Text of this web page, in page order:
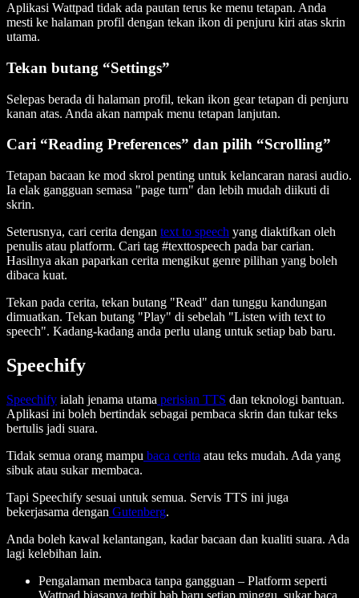
Aplikasi Wattpad tidak ada pautan terus ke menu tetapan. Anda
mesti ke halaman profil dengan tekan ikon di penjuru kiri atas skrin
utama.
Tekan butang “Settings”
Selepas berada di halaman profil, tekan ikon gear tetapan di penjuru
kanan atas. Anda akan nampak menu tetapan lanjutan.
Cari “Reading Preferences” dan pilih “Scrolling”
Tetapan bacaan ke mod skrol penting untuk kelancaran narasi audio.
Ia elak gangguan semasa "page turn" dan lebih mudah diikuti di
skrin.
Seterusnya, cari cerita dengan text to speech yang diaktifkan oleh
penulis atau platform. Cari tag #texttospeech pada bar carian.
Hasilnya akan paparkan cerita mengikut genre pilihan yang boleh
dibaca kuat.
Tekan pada cerita, tekan butang "Read" dan tunggu kandungan
dimuatkan. Tekan butang "Play" di sebelah "Listen with text to
speech". Kadang-kadang anda perlu ulang untuk setiap bab baru.
Speechify
Speechify ialah jenama utama perisian TTS dan teknologi bantuan.
Aplikasi ini boleh bertindak sebagai pembaca skrin dan tukar teks
bertulis jadi suara.
Tidak semua orang mampu baca cerita atau teks mudah. Ada yang
sibuk atau sukar membaca.
Tapi Speechify sesuai untuk semua. Servis TTS ini juga
bekerjasama dengan Gutenberg.
Anda boleh kawal kelantangan, kadar bacaan dan kualiti suara. Ada
lagi kelebihan lain.
Pengalaman membaca tanpa gangguan – Platform seperti
Wattpad biasanya terbit bab baru setiap minggu, sukar baca